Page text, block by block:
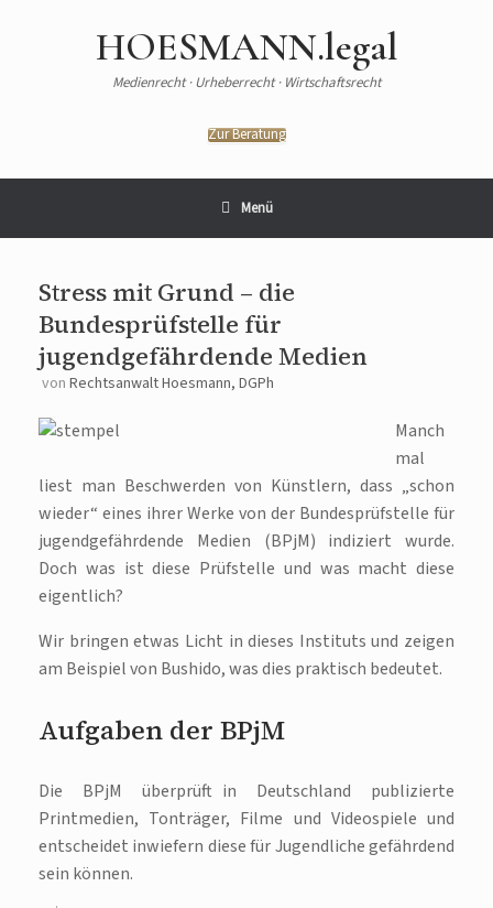
HOESMANN.legal
Medienrecht · Urheberrecht · Wirtschaftsrecht
Zur Beratung
Menü
Stress mit Grund – die
Bundesprüfstelle für
jugendgefährdende Medien
von Rechtsanwalt Hoesmann, DGPh
Manch
mal
liest man Beschwerden von Künstlern, dass „schon
wieder“ eines ihrer Werke von der Bundesprüfstelle für
jugendgefährdende Medien (BPjM) indiziert wurde.
Doch was ist diese Prüfstelle und was macht diese
eigentlich?
Wir bringen etwas Licht in dieses Instituts und zeigen
am Beispiel von Bushido, was dies praktisch bedeutet.
Aufgaben der BPjM
Die BPjM überprüft in Deutschland publizierte
Printmedien, Tonträger, Filme und Videospiele und
entscheidet inwiefern diese für Jugendliche gefährdend
sein können.